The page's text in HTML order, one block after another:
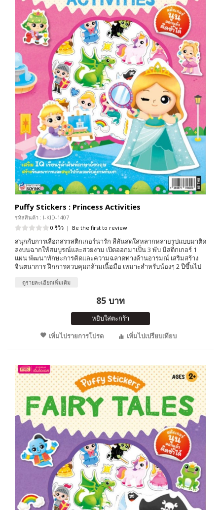
Puffy Stickers : Princess Activities
รหัสสินค้า : I-KID-1407
0 รีวิว | Be the first to review
สนุกกับการเลือกสรรสติกเกอร์น่ารัก สีสันสดใสหลากหลายรูปแบบมาติด
ลงบนฉากให้สมบูรณ์และสวยงาม เปิดออกมาเป็น 3 พับ มีสติกเกอร์ 1
แผ่น พัฒนาทักษะการคิดและความฉลาดทางด้านอารมณ์ เสริมสร้าง
จินตนาการ ฝึกการควบคุมกล้ามเนื้อมือ เหมาะสำหรับน้องๆ 2 ปีขึ้นไป
ดูรายละเอียดเพิ่มเติม
85 บาท
หยิบใส่ตะกร้า
เพิ่มไปรายการโปรด
เพิ่มไปเปรียบเทียบ